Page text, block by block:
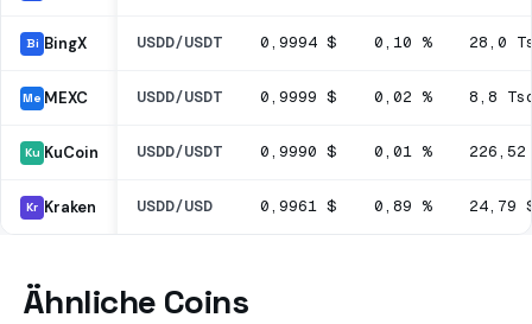
Bi BingX USDD/USDT 0,9994 $ 0,10 % 28,0
Me MEXC USDD/USDT 0,9999 $ 0,02 % 8,8
Ku KuCoin USDD/USDT 0,9990 $ 0,01 %
Kr Kraken USDD/USD 0,9961 $ 0,89 % 24,79
Ähnliche Coins